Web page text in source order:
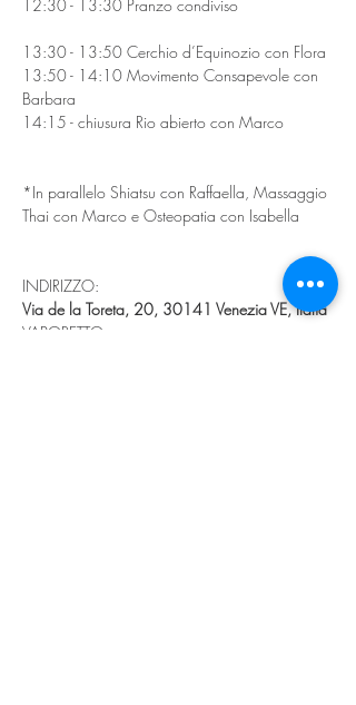
12:30 - 13:30 Pranzo condiviso
13:30 - 13:50 Cerchio d’Equinozio con Flora
13:50 - 14:10 Movimento Consapevole con
Barbara
14:15 - chiusura Rio abierto con Marco
*In parallelo Shiatsu con Raffaella, Massaggio
Thai con Marco e Osteopatia con Isabella
INDIRIZZO:
Via de la Toreta, 20, 30141 Venezia VE, Italia
VAPORETTO: